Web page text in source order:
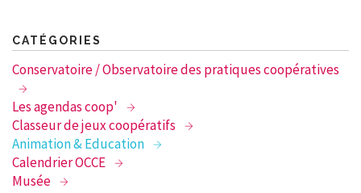
PRETS ET SERVICES
RECHERCHER
CONTACT
CATÉGORIES
Conservatoire / Observatoire des pratiques coopératives
Les agendas coop'
Classeur de jeux coopératifs
Animation & Education
Calendrier OCCE
Musée